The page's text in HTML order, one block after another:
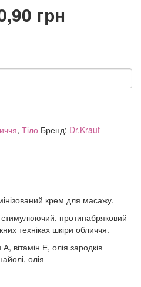
грн.
грн
300,90
, Тіло Бренд: Dr.Kraut
крем для масажу.
протинабряковий
техніках шкіри обличчя.
А, вітамін Е, олія зародків
олія